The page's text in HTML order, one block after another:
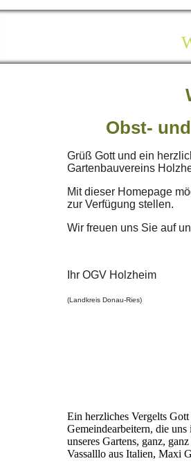
Obst-
Grüß Gott und ein
Gartenbauvereins
Mit dieser Homepage
zur Verfügung stellen.
Wir freuen uns Sie auf
Ihr OGV Holzheim
(Landkreis Donau-Ries)
Ein herzliches Vergelts
Gemeindearbeitern, die
unseres Gartens, ganz,
Vassalllo aus Italien, Maxi